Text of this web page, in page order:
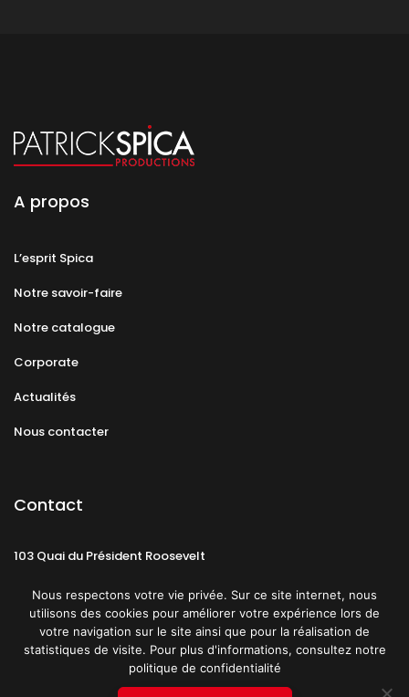
A propos
L’esprit Spica
Notre savoir-faire
Notre catalogue
Corporate
Actualités
Nous contacter
Contact
103 Quai du Président Roosevelt
CGU Politique de confidentialité
Nous respectons votre vie privée. Sur ce site internet, nous
utilisons des cookies pour améliorer votre expérience lors de
votre navigation sur le site ainsi que pour la réalisation de
statistiques de visite. Pour plus d'informations, consultez notre
politique de confidentialité